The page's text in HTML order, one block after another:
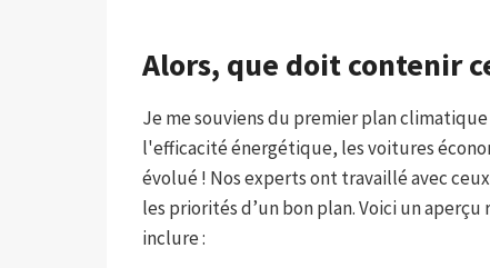
Alors, que doit contenir
Je me souviens du premier plan
l'efficacité énergétique, les voitures
évolué ! Nos experts ont travaillé avec
les priorités d’un bon plan. Voici un
inclure :